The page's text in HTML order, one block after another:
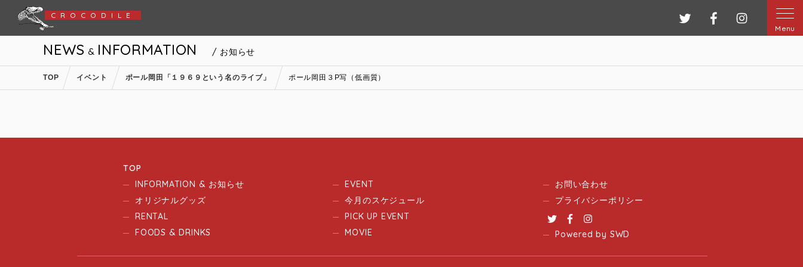
CROCODILE ツイッターフェイスブック
インスタグ
Menu
NEWS & INFORMATION / お知らせ
TOP イベント ポール岡田「１９６９という名のライブ」 ポール岡田３P写（低画質）
TOP
INFORMATION & お知らせ
オリジナルグッズ
RENTAL
FOODS & DRINKS
EVENT
今月のスケジュール
PICK UP EVENT
MOVIE
お問い合わせ
プライバシーポリシー
TwitterFacebook
Powered by SWD